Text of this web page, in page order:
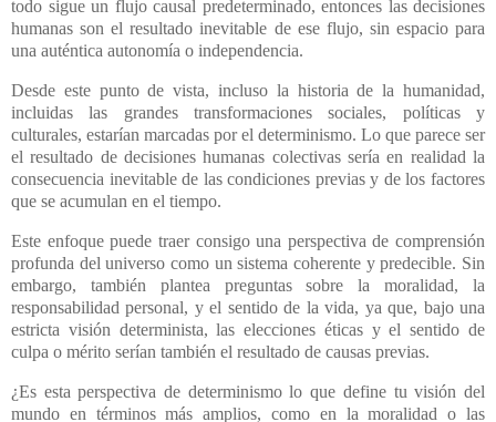
todo sigue un flujo causal predeterminado, entonces las decisiones
humanas son el resultado inevitable de ese flujo, sin espacio para
una auténtica autonomía o independencia.
Desde este punto de vista, incluso la historia de la humanidad,
incluidas las grandes transformaciones sociales, políticas y
culturales, estarían marcadas por el determinismo. Lo que parece ser
el resultado de decisiones humanas colectivas sería en realidad la
consecuencia inevitable de las condiciones previas y de los factores
que se acumulan en el tiempo.
Este enfoque puede traer consigo una perspectiva de comprensión
profunda del universo como un sistema coherente y predecible. Sin
embargo, también plantea preguntas sobre la moralidad, la
responsabilidad personal, y el sentido de la vida, ya que, bajo una
estricta visión determinista, las elecciones éticas y el sentido de
culpa o mérito serían también el resultado de causas previas.
¿Es esta perspectiva de determinismo lo que define tu visión del
mundo en términos más amplios, como en la moralidad o las